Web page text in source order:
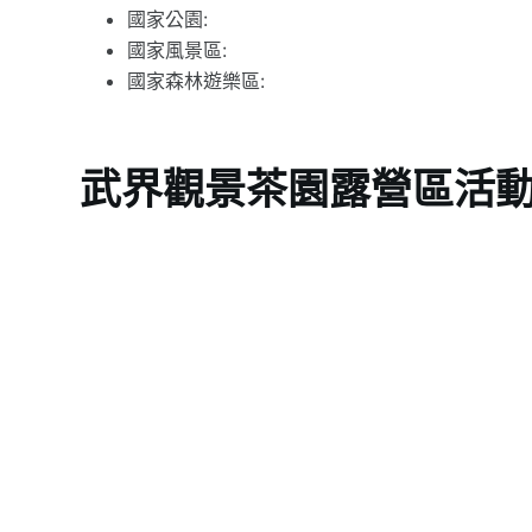
國家公園:
國家風景區:
國家森林遊樂區:
武界觀景茶園露營區活